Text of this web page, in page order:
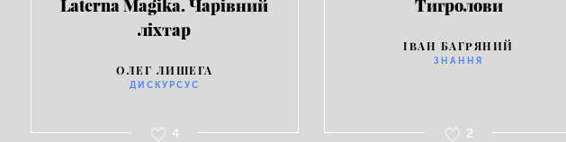
Laterna Magika. Чарівний
ліхтар
ОЛЕГ ЛИШЕГА
ДИСКУРСУС
4
Тигролови
ІВАН БАГРЯНИЙ
ЗНАННЯ
2